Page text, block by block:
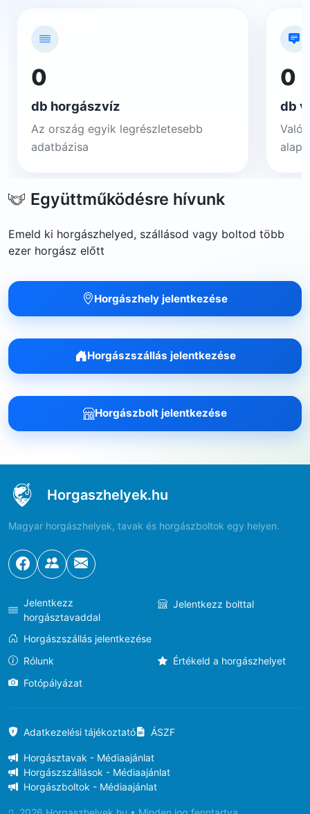
0
db horgászvíz
Az ország egyik legrészletesebb
adatbázisa
0
db
Együttműködésre hívunk
Emeld ki horgászhelyed, szállásod vagy boltod több
ezer horgász előtt
Horgászhely jelentkezése
Horgászszállás jelentkezése
Horgászbolt jelentkezése
Horgaszhelyek.hu
Magyar horgászhelyek, tavak és horgászboltok egy helyen.
Jelentkezz
horgásztavaddal
Jelentkezz bolttal
Horgászszállás jelentkezése
Rólunk
Értékeld a horgászhelyet
Fotópályázat
Adatkezelési tájékoztató ÁSZF
Horgásztavak - Médiaajánlat
Horgászszállások - Médiaajánlat
Horgászboltok - Médiaajánlat